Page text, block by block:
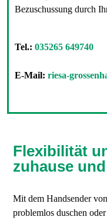
Bezuschussung durch
Tel.: 035265 649740
E-Mail: riesa-
Flexibilität
zuhause
Mit dem Handsender
problemlos duschen